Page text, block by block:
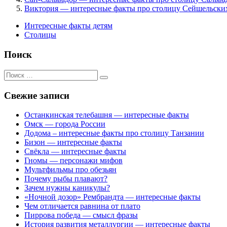
Виктория — интересные факты про столицу
Интересные факты детям
Столицы
Поиск
Поиск
для:
Свежие записи
Останкинская телебашня — интересные факты
Омск — города России
Додома – интересные факты про столицу Танзании
Бизон — интересные факты
Свёкла — интересные факты
Гномы — персонажи мифов
Мультфильмы про обезьян
Почему рыбы плавают?
Зачем нужны каникулы?
«Ночной дозор» Рембрандта — интересные факты
Чем отличается равнина от плато
Пиррова победа — смысл фразы
История развития металлургии — интересные факты